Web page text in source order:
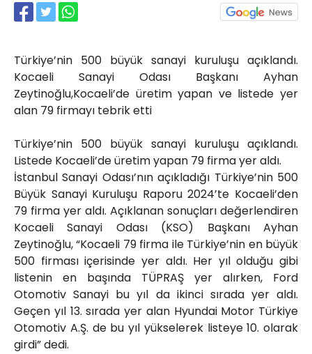
Türkiye’nin 500 büyük sanayi kuruluşu açıklandı.
Kocaeli Sanayi Odası Başkanı Ayhan
Zeytinoğlu,Kocaeli’de üretim yapan ve listede yer
alan 79 firmayı tebrik etti
Türkiye’nin 500 büyük sanayi kuruluşu açıklandı.
Listede Kocaeli’de üretim yapan 79 firma yer aldı.
İstanbul Sanayi Odası’nın açıkladığı Türkiye’nin 500
Büyük Sanayi Kuruluşu Raporu 2024’te Kocaeli’den
79 firma yer aldı. Açıklanan sonuçları değerlendiren
Kocaeli Sanayi Odası (KSO) Başkanı Ayhan
Zeytinoğlu, “Kocaeli 79 firma ile Türkiye’nin en büyük
500 firması içerisinde yer aldı. Her yıl olduğu gibi
listenin en başında TÜPRAŞ yer alırken, Ford
Otomotiv Sanayi bu yıl da ikinci sırada yer aldı.
Geçen yıl 13. sırada yer alan Hyundai Motor Türkiye
Otomotiv A.Ş. de bu yıl yükselerek listeye 10. olarak
girdi” dedi.
KOCAELİ
kocaelisokak@gmail.com